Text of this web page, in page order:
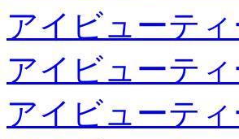
アイビューテ
アイビューテ
アイビューテ